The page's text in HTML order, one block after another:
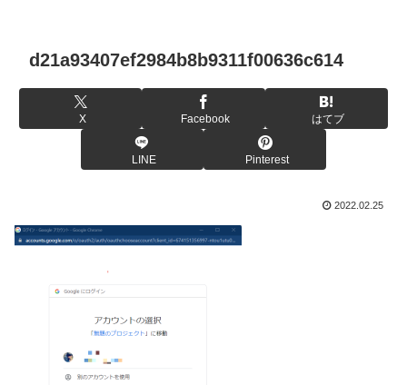
d21a93407ef2984b8b9311f00636c614
X Facebook はてブ
LINE Pinterest
2022.02.25